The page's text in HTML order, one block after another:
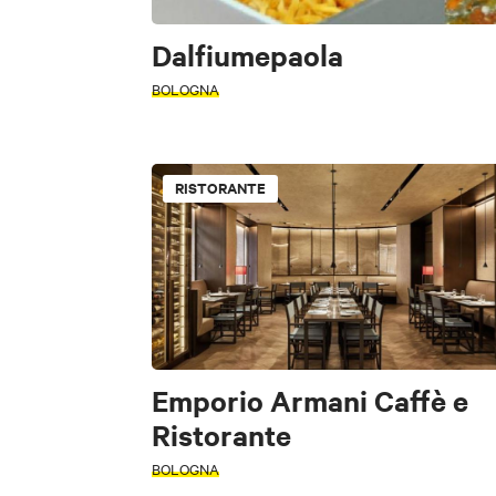
Dalfiumepaola
BOLOGNA
RISTORANTE
Emporio Armani Caffè e
Ristorante
BOLOGNA
ZONA
Bologna
TIPOLOGIA
Accessibile
INTERESSI
Arte e Cultura